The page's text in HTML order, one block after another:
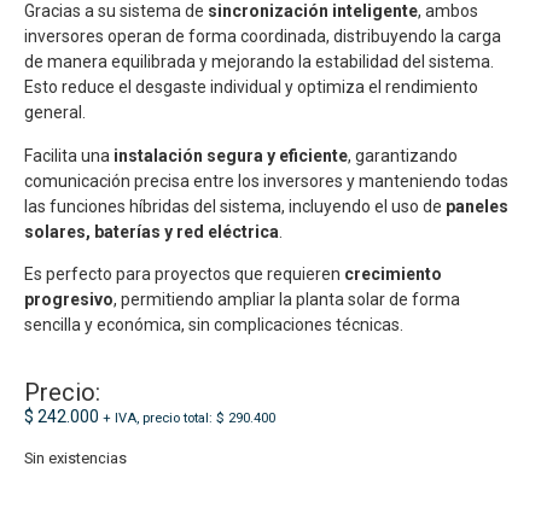
Gracias a su sistema de sincronización inteligente, ambos
inversores operan de forma coordinada, distribuyendo la carga
de manera equilibrada y mejorando la estabilidad del sistema.
Esto reduce el desgaste individual y optimiza el rendimiento
general.
Facilita una instalación segura y eficiente, garantizando
comunicación precisa entre los inversores y manteniendo todas
las funciones híbridas del sistema, incluyendo el uso de paneles
solares, baterías y red eléctrica
Es perfecto para proyectos que requieren crecimiento
progresivo, permitiendo ampliar la planta solar de forma
sencilla y económica, sin complicaciones técnicas.
Precio:
$ 242.000 + IVA, precio total: $ 290.400
Sin existencias